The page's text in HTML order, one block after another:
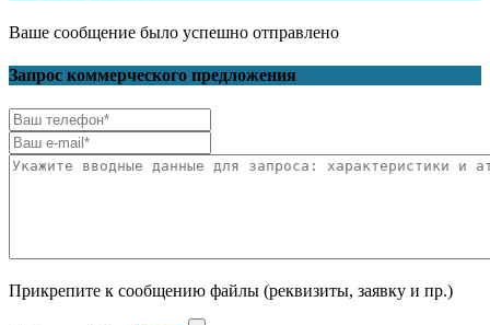
Ваше сообщение было успешно отправлено
Запрос коммерческого предложения
Прикрепите к сообщению файлы (реквизиты, заявку и пр.)